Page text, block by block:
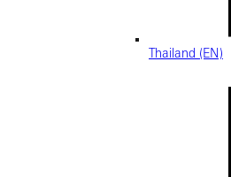
Thailand (EN)